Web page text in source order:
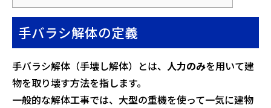
手バラシ解体の定義
手バラシ解体（手壊し解体）とは、 人力のみを用いて建
物を取り壊す方法を指します。
一般的な解体工事では、大型の重機を使って一気に建物